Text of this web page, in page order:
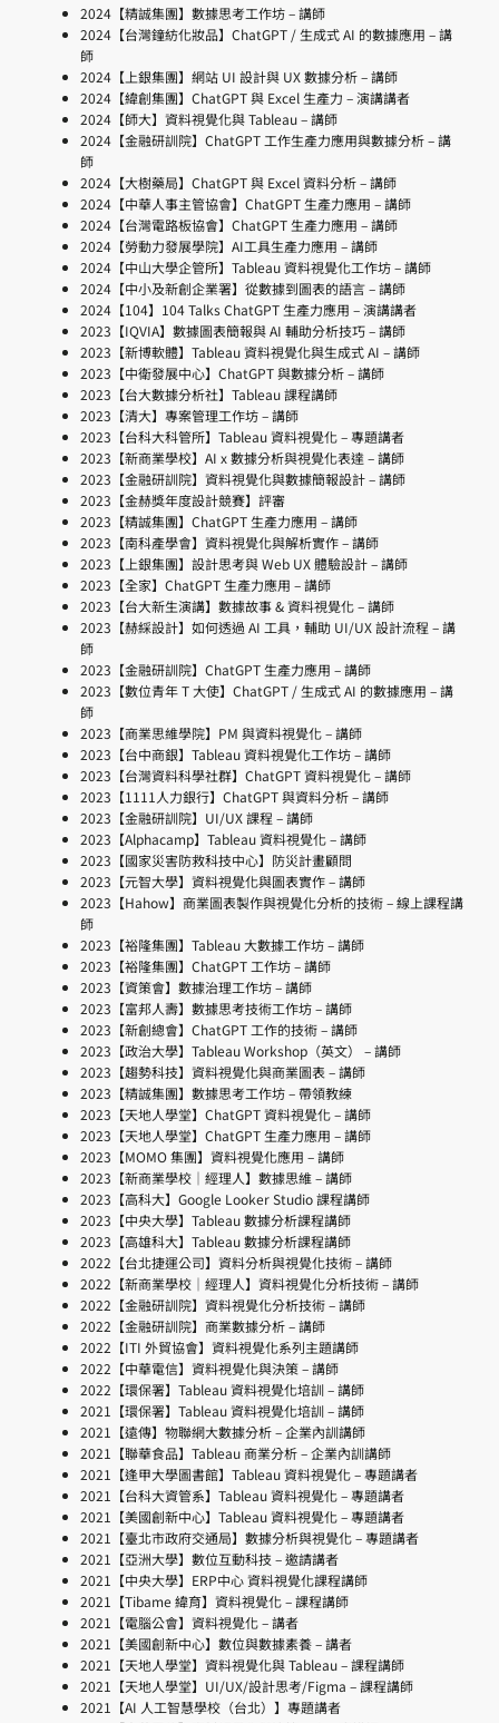
2024【精誠集團】數據思考工作坊 – 講師
2024【台灣鐘紡化妝品】ChatGPT / 生成式 AI 的數據應用 – 講
師
2024【上銀集團】網站 UI 設計與 UX 數據分析 – 講師
2024【緯創集團】ChatGPT 與 Excel 生產力 – 演講講者
2024【師大】資料視覺化與 Tableau – 講師
2024【金融研訓院】ChatGPT 工作生產力應用與數據分析 – 講
師
2024【大樹藥局】ChatGPT 與 Excel 資料分析 – 講師
2024【中華人事主管協會】ChatGPT 生產力應用 – 講師
2024【台灣電路板協會】ChatGPT 生產力應用 – 講師
2024【勞動力發展學院】AI工具生產力應用 – 講師
2024【中山大學企管所】Tableau 資料視覺化工作坊 – 講師
2024【中小及新創企業署】從數據到圖表的語言 – 講師
2024【104】104 Talks ChatGPT 生產力應用 – 演講講者
2023【IQVIA】數據圖表簡報與 AI 輔助分析技巧 – 講師
2023【新博軟體】Tableau 資料視覺化與生成式 AI – 講師
2023【中衛發展中心】ChatGPT 與數據分析 – 講師
2023【台大數據分析社】Tableau 課程講師
2023【清大】專案管理工作坊 – 講師
2023【台科大科管所】Tableau 資料視覺化 – 專題講者
2023【新商業學校】AI x 數據分析與視覺化表達 – 講師
2023【金融研訓院】資料視覺化與數據簡報設計 – 講師
2023【金赫獎年度設計競賽】評審
2023【精誠集團】ChatGPT 生產力應用 – 講師
2023【南科產學會】資料視覺化與解析實作 – 講師
2023【上銀集團】設計思考與 Web UX 體驗設計 – 講師
2023【全家】ChatGPT 生產力應用 – 講師
2023【台大新生演講】數據故事 & 資料視覺化 – 講師
2023【赫綵設計】如何透過 AI 工具，輔助 UI/UX 設計流程 – 講
師
2023【金融研訓院】ChatGPT 生產力應用 – 講師
2023【數位青年 T 大使】ChatGPT / 生成式 AI 的數據應用 – 講
師
2023【商業思維學院】PM 與資料視覺化 – 講師
2023【台中商銀】Tableau 資料視覺化工作坊 – 講師
2023【台灣資料科學社群】ChatGPT 資料視覺化 – 講師
2023【1111人力銀行】ChatGPT 與資料分析 – 講師
2023【金融研訓院】UI/UX 課程 – 講師
2023【Alphacamp】Tableau 資料視覺化 – 講師
2023【國家災害防救科技中心】防災計畫顧問
2023【元智大學】資料視覺化與圖表實作 – 講師
2023【Hahow】商業圖表製作與視覺化分析的技術 – 線上課程講
師
2023【裕隆集團】Tableau 大數據工作坊 – 講師
2023【裕隆集團】ChatGPT 工作坊 – 講師
2023【資策會】數據治理工作坊 – 講師
2023【富邦人壽】數據思考技術工作坊 – 講師
2023【新創總會】ChatGPT 工作的技術 – 講師
2023【政治大學】Tableau Workshop（英文） – 講師
2023【趨勢科技】資料視覺化與商業圖表 – 講師
2023【精誠集團】數據思考工作坊 – 帶領教練
2023【天地人學堂】ChatGPT 資料視覺化 – 講師
2023【天地人學堂】ChatGPT 生產力應用 – 講師
2023【MOMO 集團】資料視覺化應用 – 講師
2023【新商業學校｜經理人】數據思維 – 講師
2023【高科大】Google Looker Studio 課程講師
2023【中央大學】Tableau 數據分析課程講師
2023【高雄科大】Tableau 數據分析課程講師
2022【台北捷運公司】資料分析與視覺化技術 – 講師
2022【新商業學校｜經理人】資料視覺化分析技術 – 講師
2022【金融研訓院】資料視覺化分析技術 – 講師
2022【金融研訓院】商業數據分析 – 講師
2022【ITI 外貿協會】資料視覺化系列主題講師
2022【中華電信】資料視覺化與決策 – 講師
2022【環保署】Tableau 資料視覺化培訓 – 講師
2021【環保署】Tableau 資料視覺化培訓 – 講師
2021【遠傳】物聯網大數據分析 – 企業內訓講師
2021【聯華食品】Tableau 商業分析 – 企業內訓講師
2021【逢甲大學圖書館】Tableau 資料視覺化 – 專題講者
2021【台科大資管系】Tableau 資料視覺化 – 專題講者
2021【美國創新中心】Tableau 資料視覺化 – 專題講者
2021【臺北市政府交通局】數據分析與視覺化 – 專題講者
2021【亞洲大學】數位互動科技 – 邀請講者
2021【中央大學】ERP中心 資料視覺化課程講師
2021【Tibame 緯育】資料視覺化 – 課程講師
2021【電腦公會】資料視覺化 – 講者
2021【美國創新中心】數位與數據素養 – 講者
2021【天地人學堂】資料視覺化與 Tableau – 課程講師
2021【天地人學堂】UI/UX/設計思考/Figma – 課程講師
2021【AI 人工智慧學校（台北）】專題講者